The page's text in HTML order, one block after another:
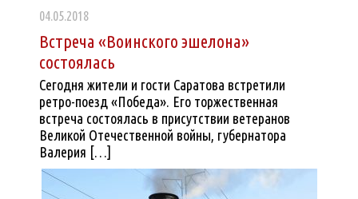
04.05.2018
Встреча «Воинского эшелона»
состоялась
Сегодня жители и гости Саратова встретили
ретро-поезд «Победа». Его торжественная
встреча состоялась в присутствии ветеранов
Великой Отечественной войны, губернатора
Валерия […]